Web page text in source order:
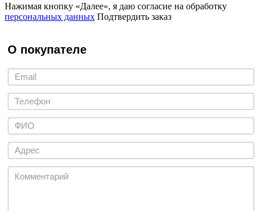
Нажимая кнопку «Далее», я даю согласие на обработку
персональных данных Подтвердить заказ
О покупателе